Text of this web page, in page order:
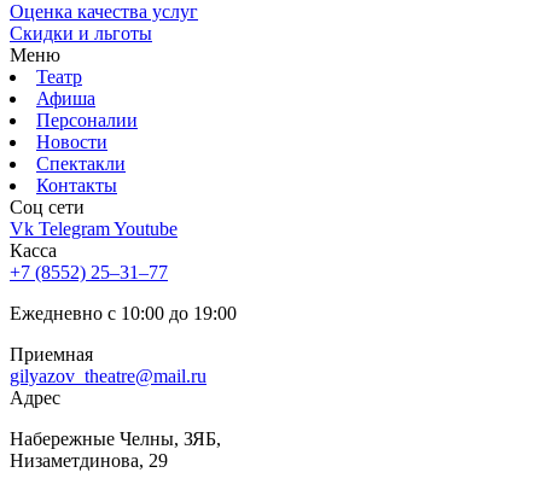
Оценка качества услуг
Скидки и льготы
Меню
Театр
Афиша
Персоналии
Новости
Спектакли
Контакты
Соц cети
Vk TelegramYoutube
Касса
+7 (8552) 25‒31‒77
Ежедневно с 10:00 до 19:00
Приемная
gilyazov_theatre@mail.ru
Адрес
​Набережные Челны, ЗЯБ,
Низаметдинова, 29